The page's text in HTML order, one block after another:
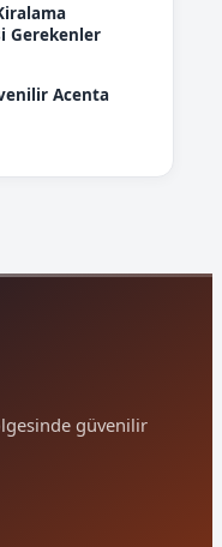
Gerekenler
Acenta
güvenilir